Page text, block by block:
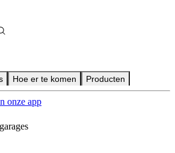
Hoe er te komen Producten
onze app